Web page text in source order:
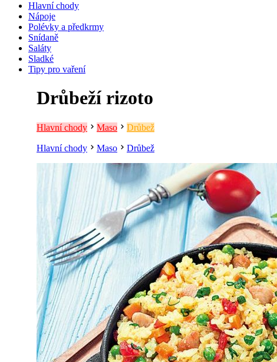
Hlavní chody
Nápoje
Polévky a předkrmy
Snídaně
Saláty
Sladké
Tipy pro vaření
Drůbeží rizoto
Hlavní chody Maso Drůbež
Hlavní chody Maso Drůbež